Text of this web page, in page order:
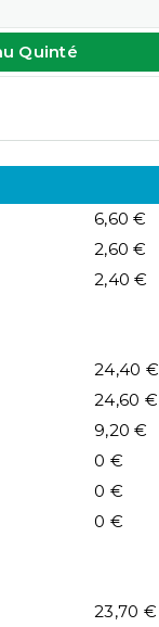
Quinté
6,60 €
2,60 €
2,40 €
24,40 €
24,60 €
9,20 €
0 €
0 €
0 €
23,70 €